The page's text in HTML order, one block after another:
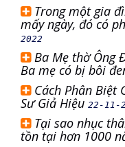
Trong một gia
mấy ngày, đó có
2022
Ba Mẹ thờ Ông
Ba mẹ có bị bôi
Cách Phân Biệt
Sư Giả Hiệu 22-11-
Tại sao nhục
tồn tại hơn 1000